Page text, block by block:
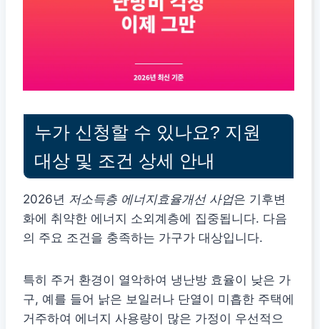
누가 신청할 수 있나요? 지원
대상 및 조건 상세 안내
2026년 저소득층 에너지효율개선 사업은 기후변
화에 취약한 에너지 소외계층에 집중됩니다. 다음
의 주요 조건을 충족하는 가구가 대상입니다.
특히 주거 환경이 열악하여 냉난방 효율이 낮은 가
구, 예를 들어 낡은 보일러나 단열이 미흡한 주택에
거주하여 에너지 사용량이 많은 가정이 우선적으